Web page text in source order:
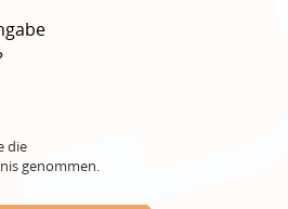
die
genommen.